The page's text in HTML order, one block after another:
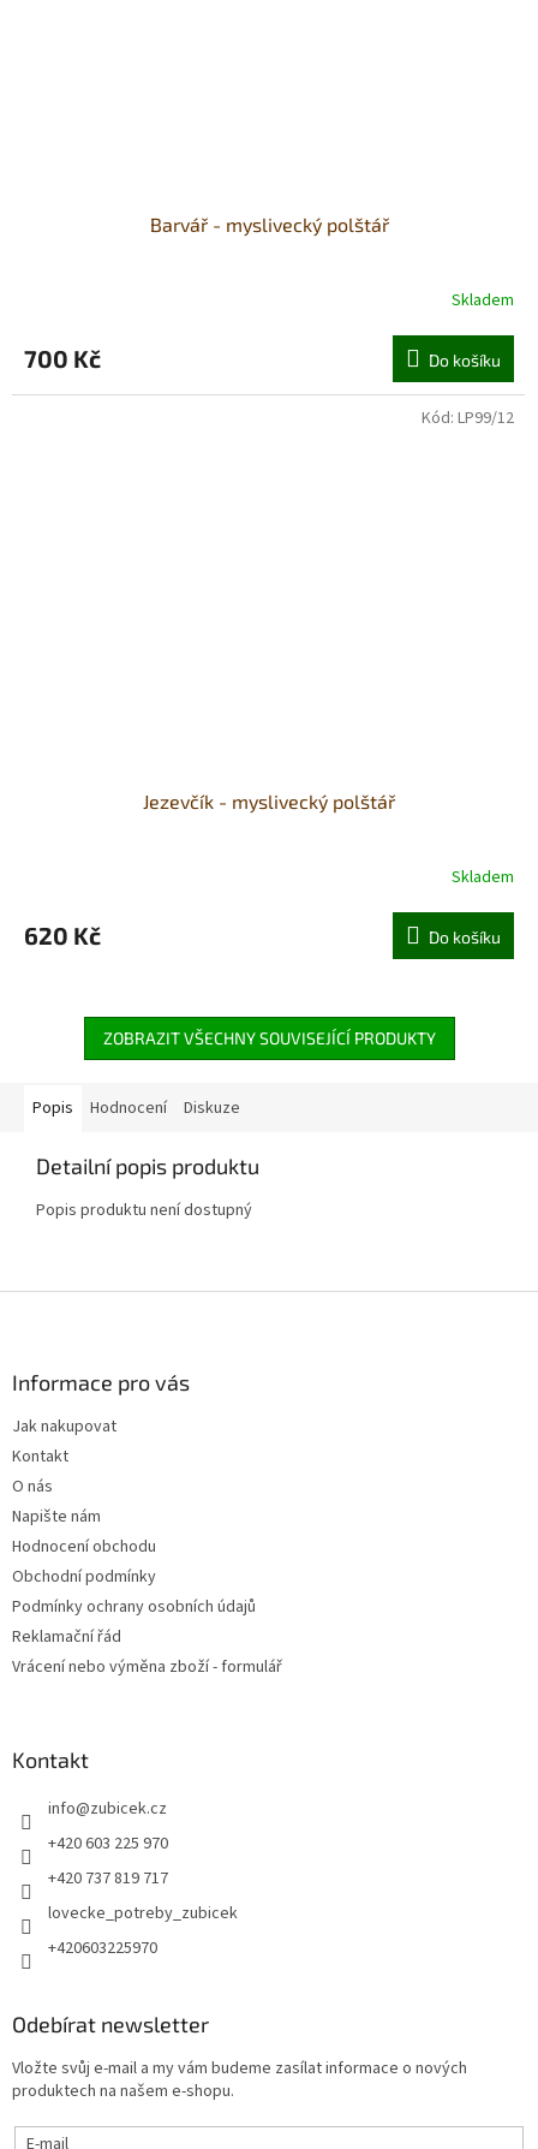
Barvář - myslivecký polštář
Skladem
700 Kč Do košíku
Jezevčík - myslivecký polštář
Skladem
620 Kč Do košíku
Kód: LP99/12
ZOBRAZIT VŠECHNY SOUVISEJÍCÍ PRODUKTY
Popis Hodnocení Diskuze
Detailní popis produktu
Popis produktu není dostupný
Informace pro vás
Jak nakupovat
Kontakt
O nás
Napište nám
Hodnocení obchodu
Obchodní podmínky
Podmínky ochrany osobních údajů
Reklamační řád
Vrácení nebo výměna zboží - formulář
Kontakt
info@zubicek.cz
+420 603 225 970
+420 737 819 717
lovecke_potreby_zubicek
+420603225970
Odebírat newsletter
Vložte svůj e-mail a my vám budeme zasílat informace o nových
produktech na našem e-shopu.